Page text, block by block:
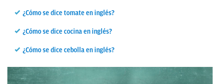
¿Cómo se dice tomate en inglés?
¿Cómo se dice cocina en inglés?
¿Cómo se dice cebolla en inglés?